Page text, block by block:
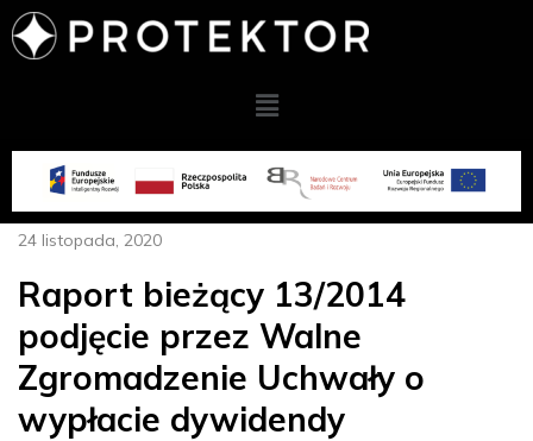
24 listopada, 2020
Raport bieżący 13/2014
podjęcie przez Walne
Zgromadzenie Uchwały o
wypłacie dywidendy